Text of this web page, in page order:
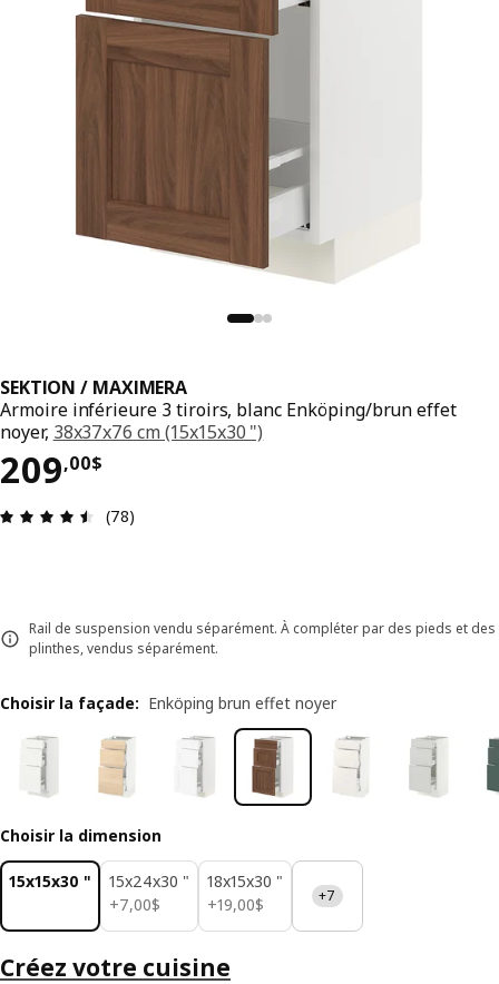
SEKTION / MAXIMERA
Armoire inférieure 3 tiroirs, blanc Enköping/brun effet
noyer, 38x37x76 cm (15x15x30 ")
209,00$
Prix 209,00$
Avis: 4.5 sur 5 étoiles. Nombre total d'avis: 78
(78)
Rail de suspension vendu séparément. À compléter par des pieds et des
plinthes, vendus séparément.
Choisir la façade: Enköping brun effet noyer
Choisir la dimension
15x15x30 "
15x24x30 "
+7,00$
7,00$
18x15x30 "
+19,00$
19,00$ +7
Créez votre cuisine